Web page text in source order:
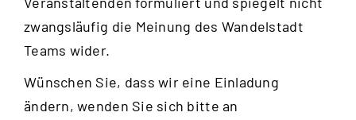
zwangsläufig die Meinung des Wandelstadt
Teams wider.
Wünschen Sie, dass wir eine Einladung
ändern, wenden Sie sich bitte an